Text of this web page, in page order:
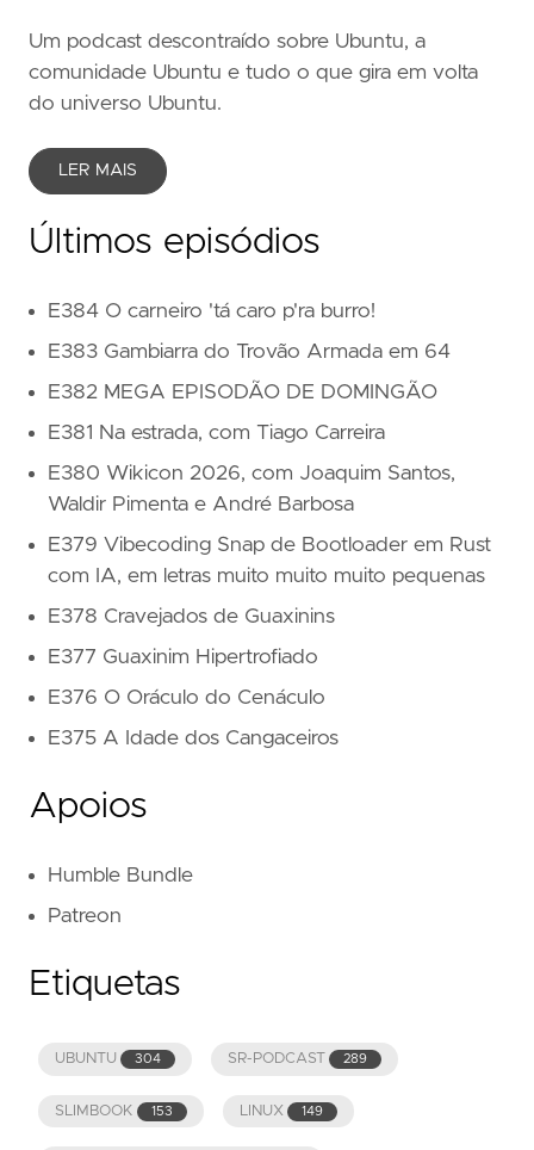
Um podcast descontraído sobre Ubuntu, a
comunidade Ubuntu e tudo o que gira em volta
do universo Ubuntu.
LER MAIS
Últimos episódios
E384 O carneiro 'tá caro p'ra burro!
E383 Gambiarra do Trovão Armada em 64
E382 MEGA EPISODÃO DE DOMINGÃO
E381 Na estrada, com Tiago Carreira
E380 Wikicon 2026, com Joaquim Santos,
Waldir Pimenta e André Barbosa
E379 Vibecoding Snap de Bootloader em Rust
com IA, em letras muito muito muito pequenas
E378 Cravejados de Guaxinins
E377 Guaxinim Hipertrofiado
E376 O Oráculo do Cenáculo
E375 A Idade dos Cangaceiros
Apoios
Humble Bundle
Patreon
Etiquetas
UBUNTU 304 SR-PODCAST 289
SLIMBOOK 153 LINUX 149